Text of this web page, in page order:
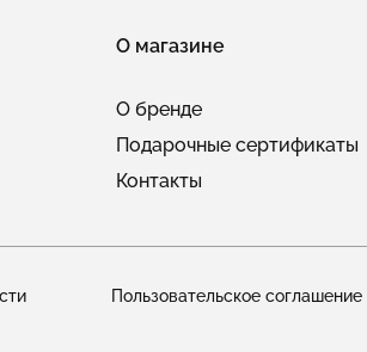
О магазине
О бренде
Подарочные сертификаты
Контакты
Пользовательское соглашение